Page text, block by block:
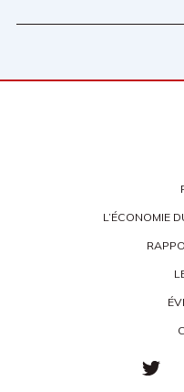
L’ÉCONOMIE